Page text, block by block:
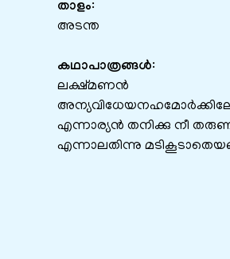
താളം:
അടന്ത
കഥാപാത്രങ്ങൾ:
ലക്ഷ്മണൻ
എന്നാര്യൻ തനിക്കു നീ
എന്നാലതിന്നു